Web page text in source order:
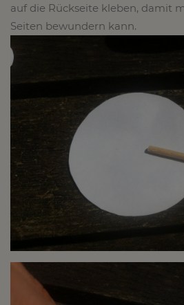
auf die Rückseite kleben, damit
Seiten bewundern kann.